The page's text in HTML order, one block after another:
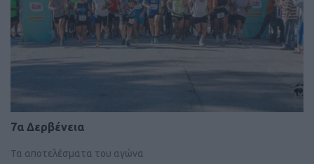
7α Δερβένεια
Τα αποτελέσματα του αγώνα